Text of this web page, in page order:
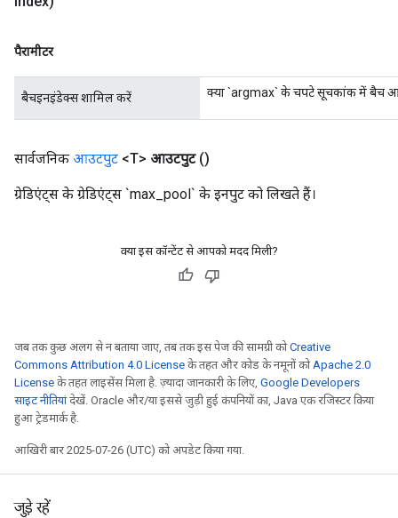
पैरामीटर
बैचइनइंडेक्स शामिल करें क्या `argmax` के चपटे सूचकांक में बैच
सार्वजनिक आउटपुट <T> आउटपुट ()
ग्रेडिएंट्स के ग्रेडिएंट्स `max_pool` के इनपुट को लिखते हैं।
क्या इस कॉन्टेंट से आपको मदद मिली?
जब तक कुछ अलग से न बताया जाए, तब तक इस पेज की सामग्री कोCreative
Commons Attribution 4.0 License के तहत और कोड के नमूनों कोApache 2.0
License के तहत लाइसेंस मिला है. ज़्यादा जानकारी के लिए, Google Developers
साइट नीतियांदेखें. Oracle और/या इससे जुड़ी हुई कंपनियों का, Java एक रजिस्टर किया
हुआ ट्रेडमार्क है.
आखिरी बार 2025-07-26 (UTC) को अपडेट किया गया.
जुड़े रहें